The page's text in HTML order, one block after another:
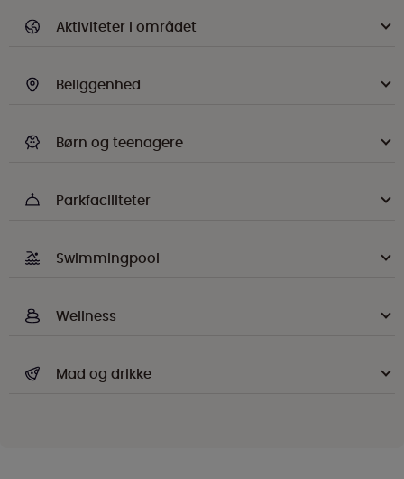
Aktiviteter i området
Beliggenhed
Børn og teenagere
Parkfaciliteter
Swimmingpool
Wellness
Mad og drikke